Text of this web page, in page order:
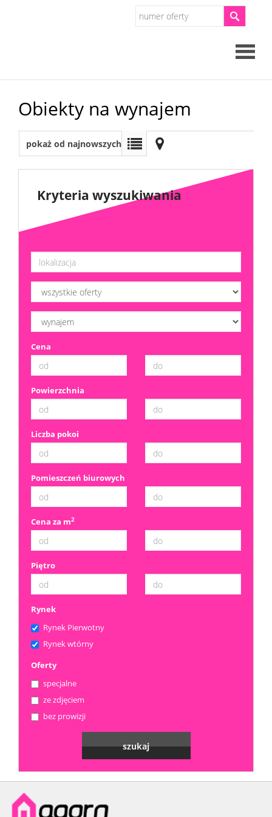
O
firmie
Oferty
Dzialki
Obiekty na wynajem
pokaż od najnowszych
Kryteria wyszukiwania
Cena
Powierzchnia
Liczba pokoi
Pomieszczeń biurowych
Cena za m2
Piętro
Rynek
Rynek Pierwotny
Rynek wtórny
Oferty
specjalne
ze zdjęciem
bez prowizji